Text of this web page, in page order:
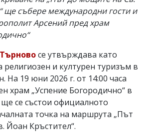
ще събере международни гости и
Арсений пред храм
се утвърждава като
и културен туризъм в
На 19 юни 2026 г. от 14:00 часа
храм „Успение Богородично“ в
се състои официалното
точка на маршрута „Път
Йоан Кръстител“.